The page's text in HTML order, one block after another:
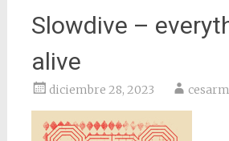
Slowdive –
alive
diciembre 28, 2023